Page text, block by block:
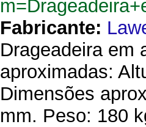
Fabricante:
Drageadeira em
aproximadas:
Dimensões
mm. Peso: 180